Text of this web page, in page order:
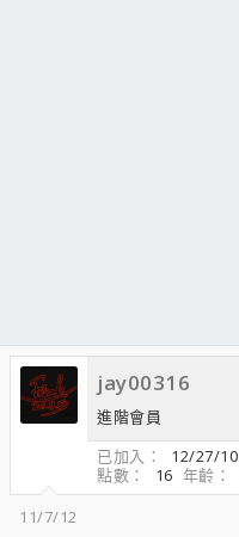
jay00316
進階會員
已加入
12/27/10
點數
16 年齡
11/7/12